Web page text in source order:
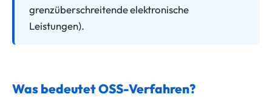
grenzüberschreitende elektronische
Leistungen).
Was bedeutet OSS-Verfahren?